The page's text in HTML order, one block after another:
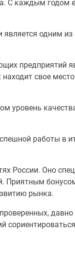
С каждым годом
является одним
предприятий
свое
уровень
работы в
России. Оно
Приятным
рынка.
давно